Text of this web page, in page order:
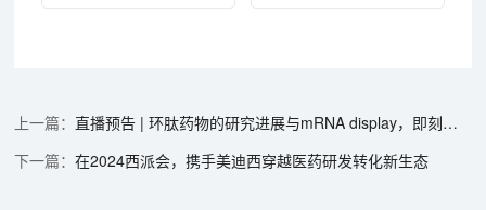
直播预告 | 环肽药物的研究进展与mRNA display，即刻免费报名
在2024西派会，携手美迪西穿越医药研发转化新生态